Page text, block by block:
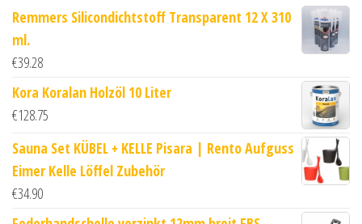
Remmers Silicondichtstoff Transparent 12 X 310
ml.
€39.28
Kora Koralan Holzöl 10 Liter
€128.75
Sauna Set KÜBEL + KELLE Pisara | Rento Aufguss
Eimer Kelle Löffel Zubehör
€34.90